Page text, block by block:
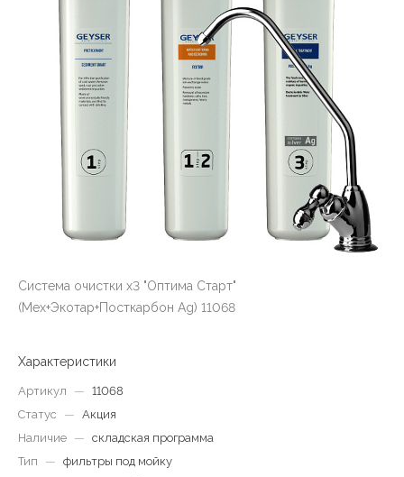
Система очистки х3 "Оптима Старт"
(Мех+Экотар+Посткарбон Ag) 11068
Характеристики
Артикул — 11068
Статус
— Акция
Наличие — складская программа
Тип
— фильтры под мойку